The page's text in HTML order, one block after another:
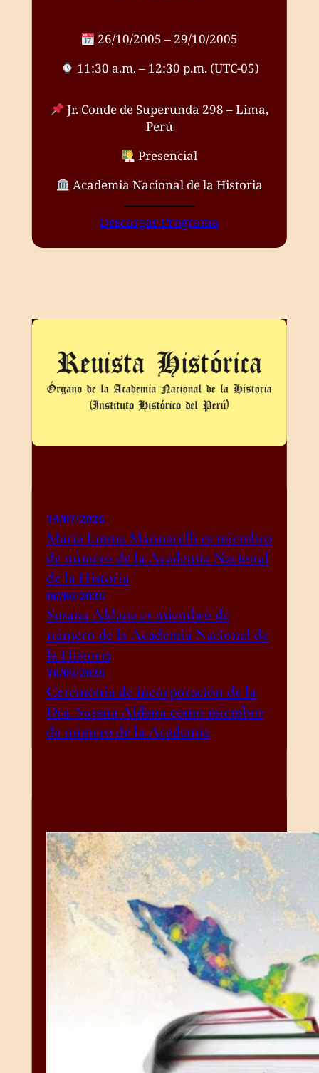
26/10/2005 – 29/10/2005
11:30 a.m. – 12:30 p.m. (UTC-05)
Jr. Conde de Superunda 298 – Lima,
Perú
Presencial
Academia Nacional de la Historia
Descargar Programa
19/07/2026
María Emma Mannarelli es miembro
de número de la Academia Nacional
de la Historia
06/06/2026
Susana Aldana es miembro de
número de la Academia Nacional de
la Historia
16/05/2026
Ceremonia de incorporación de la
Dra. Susana Aldana como miembro
de número de la Academia